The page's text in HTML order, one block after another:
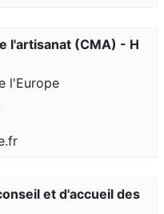
l'artisanat (CMA) - H
l'Europe
et d'accueil des